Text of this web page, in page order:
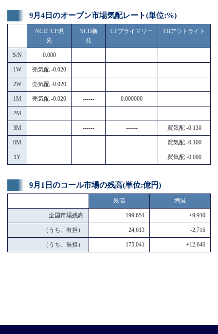
9月4日のオープン市場気配レート(単位:%)
NCD･CP現
先
NCD新
発
CPプライマリー TBアウトライト
S/N 0.000
1W 売気配 -0.020
2W 売気配 -0.020
1M 売気配 -0.020 ------ 0.000000
2M ------ ------
3M ------ ------ 買気配 -0.130
6M 買気配 -0.100
1Y 買気配 -0.090
9月1日のコール市場の残高(単位:億円)
残高 増減
全国市場残高 199,654 +9,930
（うち、有担） 24,613 -2,716
（うち、無担） 175,041 +12,646